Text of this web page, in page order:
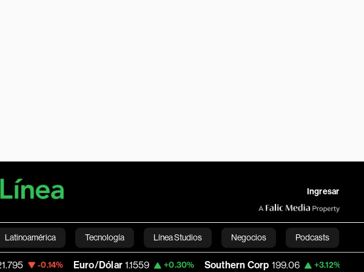
Ingresar
Latinoamérica Tecnología Línea Studios Negocios Podcasts
Mundo Videos English
-0.14% Euro/Dólar 1.1559 +0.30% Southern Corp 199.06 +3.12% Copa